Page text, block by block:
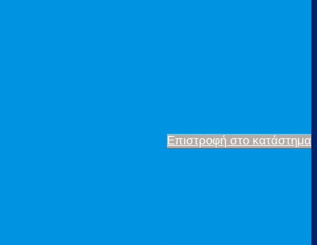
Επιστροφή στο κατάστημα